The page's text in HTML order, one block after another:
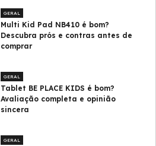
GERAL
Multi Kid Pad NB410 é bom?
Descubra prós e contras antes de
comprar
GERAL
Tablet BE PLACE KIDS é bom?
Avaliação completa e opinião
sincera
GERAL